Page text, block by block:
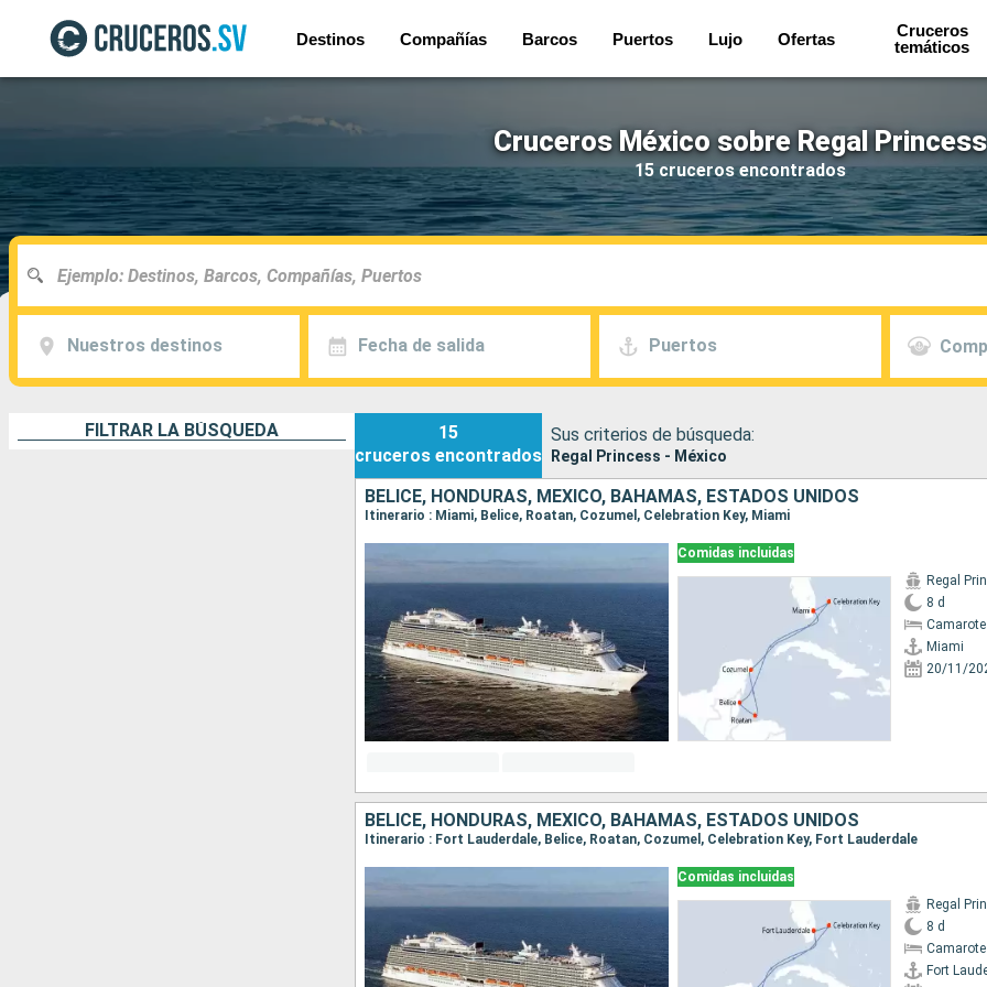
Destinos Compañías Barcos Puertos Lujo Ofertas
Cruceros
temáticos
Cruceros México sobre Regal Princess
15 cruceros encontrados
Nuestros destinos Fecha de salida Puertos
FILTRAR LA BÚSQUEDA
15
cruceros encontrados
Sus criterios de búsqueda:
Regal Princess - México
BELICE, HONDURAS, MÉXICO, BAHAMAS, ESTADOS UNIDOS
Itinerario : Miami, Belice, Roatan, Cozumel, Celebration Key, Miami
Comidas incluidas
Regal
8 d
Miami
20/11/
BELICE, HONDURAS, MÉXICO, BAHAMAS, ESTADOS UNIDOS
Itinerario : Fort Lauderdale, Belice, Roatan, Cozumel, Celebration Key, Fort Lauderdale
Comidas incluidas
Regal
8 d
Fort